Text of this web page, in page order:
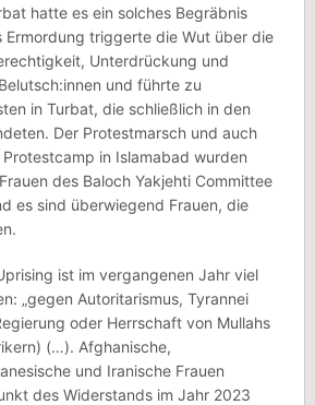
hatte es ein solches Begräbnis
Ermordung triggerte die Wut über die
Unterdrückung und
und führte zu
in Turbat, die schließlich in den
Der Protestmarsch und auch
in Islamabad wurden
des Baloch Yakjehti Committee
es sind überwiegend Frauen, die
ist im vergangenen Jahr viel
„gegen Autoritarismus, Tyrannei
oder Herrschaft von Mullahs
(…). Afghanische,
und Iranische Frauen
des Widerstands im Jahr 2023